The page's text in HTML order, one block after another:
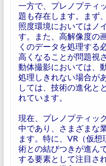
一方で、プレノプティ
題も存在します。まず
照度環境においてはノ
す。また、高解像度の
くのデータを処理する
高くなることが問題視
動体撮影においては、
処理しきれない場合が
しては、技術の進化と
れています。
現在、プレノプティッ
中であり、さまざまな
ます。特に、VR（仮
術との結びつきが進ん
する要素として注目さ